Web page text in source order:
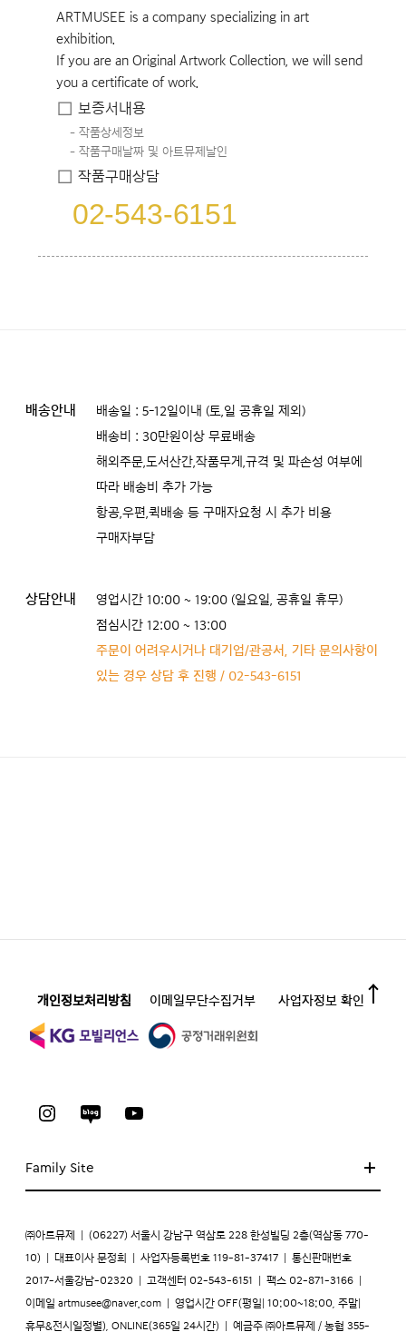
ARTMUSEE is a company specializing in art
exhibition.
If you are an Original Artwork Collection, we will send
you a certificate of work.
보증서내용
작품상세정보
작품구매날짜 및 아트뮤제날인
작품구매상담
02-543-6151
배송안내
배송일 : 5-12일이내 (토,일 공휴일 제외)
배송비 : 30만원이상 무료배송
해외주문,도서산간,작품무게,규격 및 파손성 여부에
따라 배송비 추가 가능
항공,우편,퀵배송 등 구매자요청 시 추가 비용
구매자부담
상담안내
영업시간 10:00 ~ 19:00 (일요일, 공휴일 휴무)
점심시간 12:00 ~ 13:00
주문이 어려우시거나 대기업/관공서, 기타 문의사항이
있는 경우 상담 후 진행 / 02-543-6151
Family Site
개인정보처리방침 이메일무단수집거부 사업자정보 확인
㈜아트뮤제 (06227) 서울시 강남구 역삼로 228 한성빌딩 2층(역삼동 770-
10) 대표이사 문정희 사업자등록번호 119-81-37417 통신판매번호
2017-서울강남-02320 고객센터 02-543-6151 팩스 02-871-3166
이메일 artmusee@naver.com 영업시간 OFF(평일| 10:00~18:00, 주말|
휴무&전시일정별), ONLINE(365일 24시간) 예금주 ㈜아트뮤제 / 농협 355-